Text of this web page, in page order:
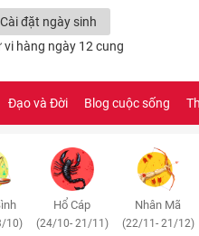
Cài đặt ngày sinh
vi hàng ngày 12 cung
Đạo và Đời Blog cuộc sống
10)
Hổ Cáp
(24/10- 21/11)
Nhân Mã
(22/11- 21/12)